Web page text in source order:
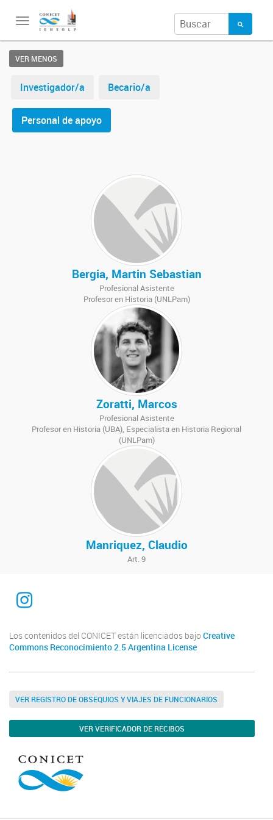
Toggle
VER MENOS
Investigador/a Becario/a
Personal de apoyo
Bergia, Martin Sebastian
Profesional Asistente
Profesor en Historia (UNLPam)
Zoratti, Marcos
Profesional Asistente
Profesor en Historia (UBA), Especialista en Historia Regional
(UNLPam)
Manriquez, Claudio
Art. 9
Instagram
Los contenidos del CONICET están licenciados bajo Creative
Commons Reconocimiento 2.5 Argentina License
VER REGISTRO DE OBSEQUIOS Y VIAJES DE FUNCIONARIOS
VER VERIFICADOR DE RECIBOS